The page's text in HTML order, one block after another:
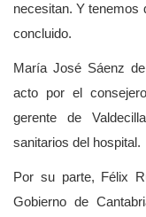
necesitan. Y tenemos
concluido.
María José Sáenz
acto por el
gerente de
sanitarios del hospital.
Por su parte, Félix
Gobierno de